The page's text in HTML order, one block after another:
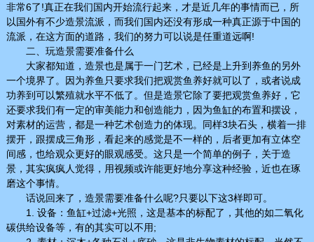
非常6了!真正在我们国内开始流行起来，才是近几年的事情而已，所
以国外有不少造景流派，而我们国内还没有形成一种真正源于中国的
流派，在这方面的道路，我们的努力可以说是任重道远啊!
二、玩造景需要准备什么
大家都知道，造景也是属于一门艺术，已经是上升到养鱼的另外
一个境界了。因为养鱼只要求我们把观赏鱼养好就可以了，或者说成
功养到可以繁殖就水平不低了。但是造景它除了要把观赏鱼养好，它
还要求我们有一定的审美能力和创造能力，因为鱼缸的布置和摆设，
对素材的运营，都是一种艺术创造力的体现。同样3块石头，横着一排
摆开，跟摆成三角形，看起来的感觉是不一样的，后者更加有立体空
间感，也给观众更好的眼观感受。这只是一个简单的例子，关于造
景，其实疯疯人觉得，用视频或许能更好地分享这种经验，近也在琢
磨这个事情。
话说回来了，造景需要准备什么呢?只要以下这3样即可。
1. 设备：鱼缸+过滤+光照，这是基本的标配了，其他的如二氧化
碳供给设备等，有的其实可以不用;